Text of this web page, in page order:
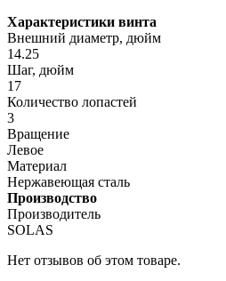
Характеристики винта
Внешний диаметр, дюйм
14.25
Шаг, дюйм
17
Количество лопастей
3
Вращение
Левое
Материал
Нержавеющая сталь
Производство
Производитель
SOLAS
Нет отзывов об этом товаре.